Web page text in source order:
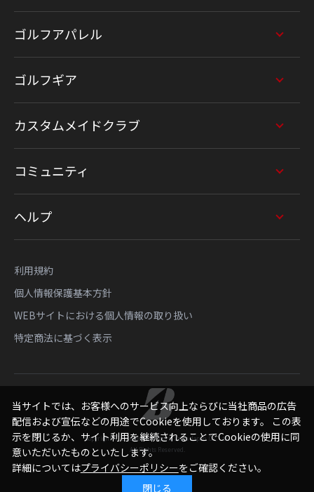
ゴルフアパレル
ゴルフギア
カスタムメイドクラブ
コミュニティ
ヘルプ
利用規約
個人情報保護基本方針
WEBサイトにおける個人情報の取り扱い
特定商法に基づく表示
Copyright © Bridgestone Sports Sales Japan Co., Ltd.
All Rights Reserved.
当サイトでは、お客様へのサービス向上ならびに当社商品の広告
配信および宣伝などの用途でCookieを使用しております。 この表
示を閉じるか、サイト利用を継続されることでCookieの使用に同
意いただいたものといたします。
詳細についてはプライバシーポリシーをご確認ください。
閉じる